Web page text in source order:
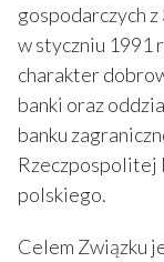
gospodarczych z
w styczniu 1991
charakter
banki oraz
banku
Rzeczpospolitej
polskiego.
Celem Związku